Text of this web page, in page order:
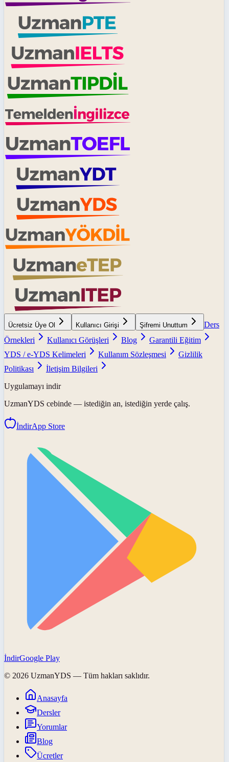
Ücretsiz Üye Ol Kullanıcı Girişi Şifremi Unuttum
Ders
Örnekleri
Kullanıcı Görüşleri Blog
Garantili Eğitim
YDS / e-YDS Kelimeleri
Kullanım Sözleşmesi
Gizlilik
Politikası
İletişim Bilgileri
Uygulamayı indir
UzmanYDS cebinde — istediğin an, istediğin yerde çalış.
İndirApp Store
İndirGoogle Play
© 2026 UzmanYDS — Tüm hakları saklıdır.
Anasayfa
Dersler
Yorumlar
Blog
Ücretler